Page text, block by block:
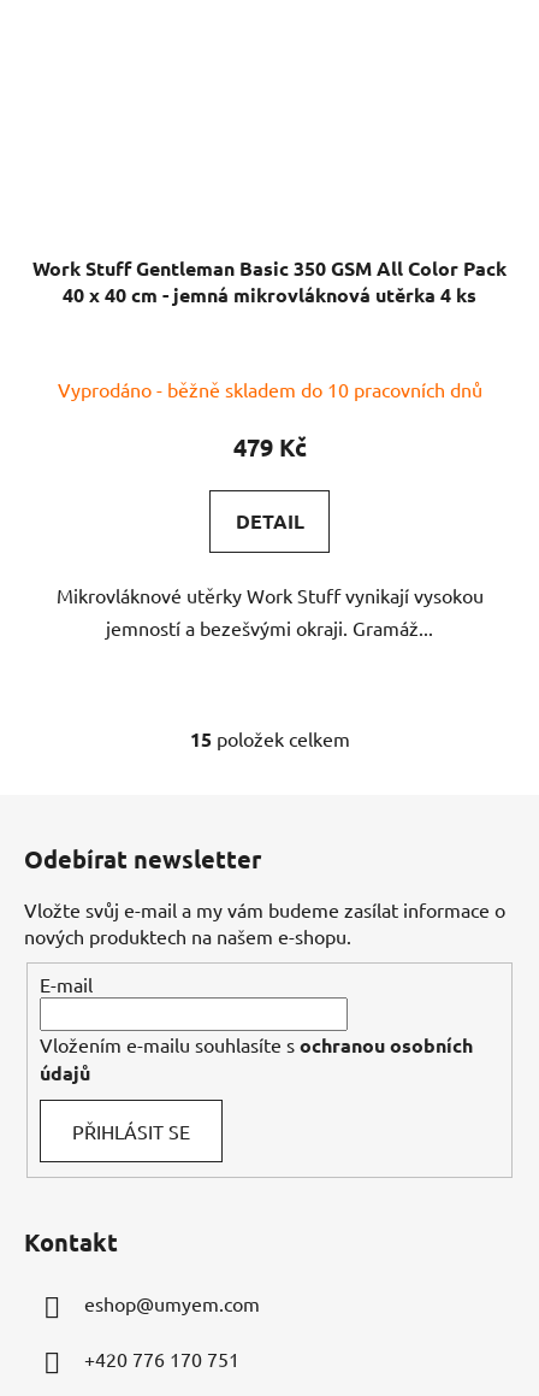
Work Stuff Gentleman Basic 350 GSM All Color Pack
40 x 40 cm - jemná mikrovláknová utěrka 4 ks
Vyprodáno - běžně skladem do 10 pracovních dnů
479 Kč
DETAIL
Mikrovláknové utěrky Work Stuff vynikají vysokou
jemností a bezešvými okraji. Gramáž...
O
c
í
p
k
i
15položek celkem
Odebírat newsletter
Vložte svůj e-mail a my vám budeme zasílat informace o
nových produktech na našem e-shopu.
E-mail
Vložením e-mailu souhlasíte s ochranou osobních
údajů
PŘIHLÁSIT SE
Kontakt
eshop@umyem.com
+420 776 170 751